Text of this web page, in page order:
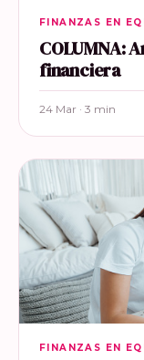
FINANZAS EN
COLUMNA:
financiera
24 Mar · 3 min
FINANZAS EN